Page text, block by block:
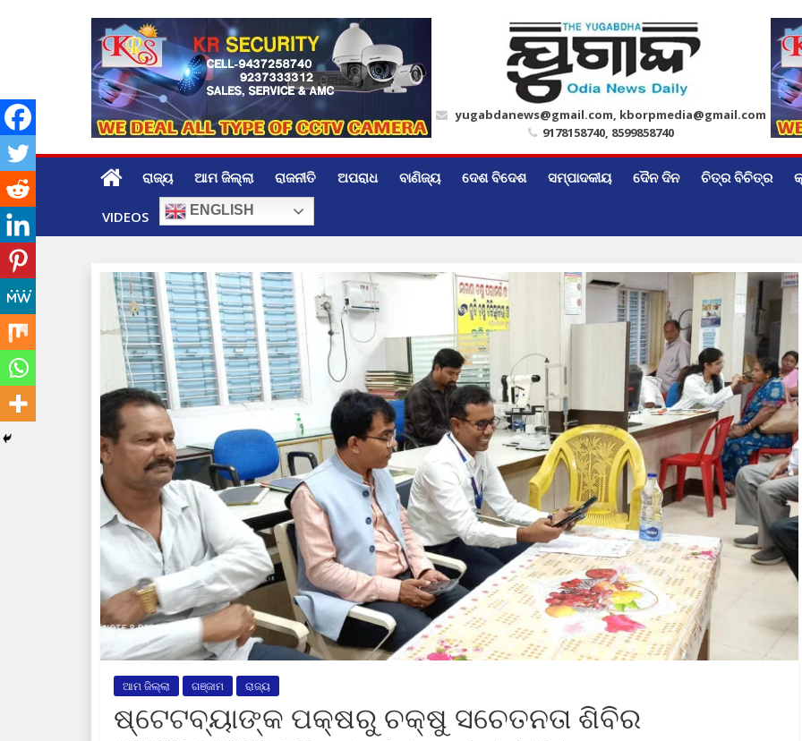
yugabdanews@gmail.com, kborpmedia@gmail.com
9178158740, 8599858740
ରାଜ୍ୟ ଆମ ଜିଲ୍ଲା ରାଜନୀତି ଅପରାଧ ବାଣିଜ୍ୟ ଦେଶ ବିଦେଶ ସମ୍ପାଦକୀୟ ଦୈନ ଦିନ ଚିତ୍ର ବିଚିତ୍ର
VIDEOS ENGLISH
ଆମ ଜିଲ୍ଲା ଗଞ୍ଜାମ ରାଜ୍ୟ
ଷ୍ଟେଟବ୍ୟାଙ୍କ ପକ୍ଷରୁ ଚକ୍ଷୁ ସଚେତନତା ଶିବିର